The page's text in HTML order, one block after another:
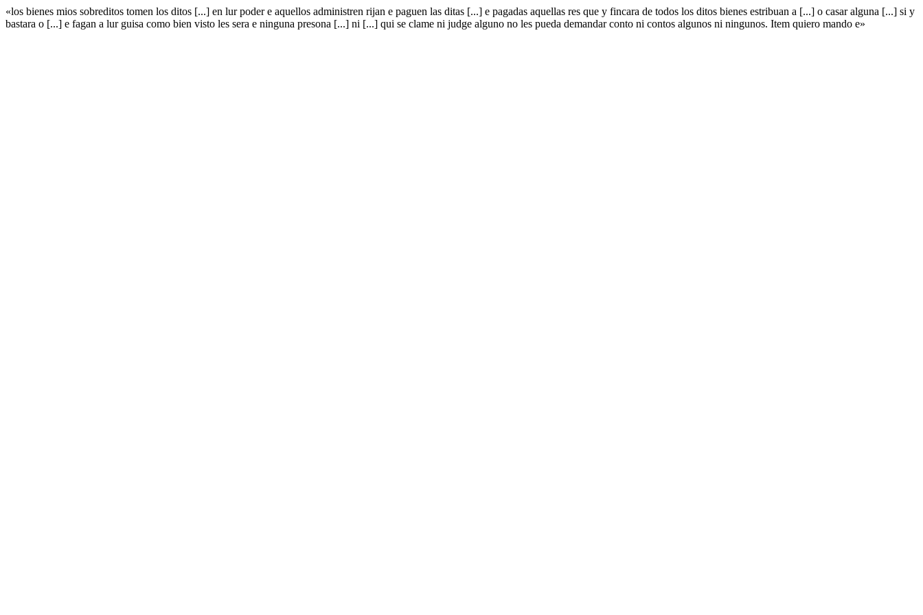
«los bienes mios sobreditos tomen los ditos [...] en lur poder e aquellos administren rijan e paguen las ditas [...] e pagadas aquellas res que y fincara de todos los ditos bienes estribuan a [...] o casar alguna [...] si y
bastara o [...] e fagan a lur guisa como bien visto les sera e ninguna presona [...] ni [...] qui se clame ni judge alguno no les pueda demandar conto ni contos algunos ni ningunos. Item quiero mando e»